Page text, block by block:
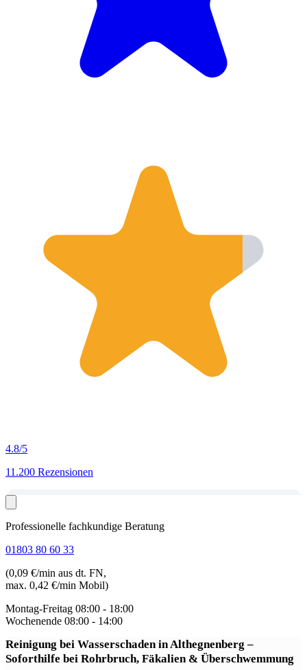
4.8/5
11.200 Rezensionen
Professionelle fachkundige Beratung
01803 80 60 33
(0,09 €/min aus dt. FN,
max. 0,42 €/min Mobil)
Montag-Freitag 08:00 - 18:00
Wochenende 08:00 - 14:00
Reinigung bei Wasserschaden in Althegnenberg–
Soforthilfe bei Rohrbruch, Fäkalien & Überschwemmung